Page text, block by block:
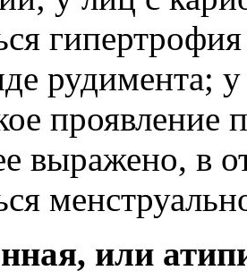
рудимента;
проявление
выражено, в
или